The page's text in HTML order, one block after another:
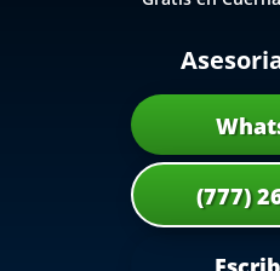
(777)